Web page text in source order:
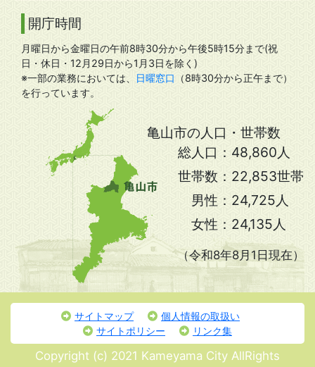
開庁時間
月曜日から金曜日の午前8時30分から午後5時15分まで(祝
日・休日・12月29日から1月3日を除く)
※一部の業務においては、
日曜窓口
（8時30分から正午まで）
を行っています。
亀山市の人口・世帯数
総人口： 48,860人
世帯数： 22,853世帯
男性： 24,725人
女性： 24,135人
（令和8年8月1日現在）
サイトマップ
個人情報の取扱い
サイトポリシー
リンク集
Copyright (c) 2021 Kameyama City AllRights